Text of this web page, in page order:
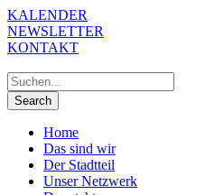
KALENDER
NEWSLETTER
KONTAKT
Home
Das sind wir
Der Stadtteil
Unser Netzwerk